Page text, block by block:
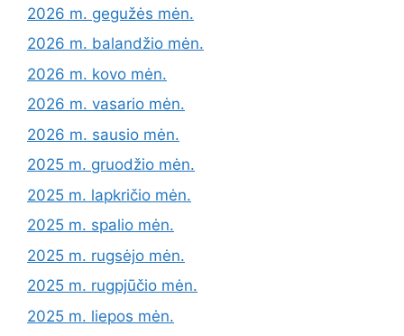
2026 m. gegužės mėn.
2026 m. balandžio mėn.
2026 m. kovo mėn.
2026 m. vasario mėn.
2026 m. sausio mėn.
2025 m. gruodžio mėn.
2025 m. lapkričio mėn.
2025 m. spalio mėn.
2025 m. rugsėjo mėn.
2025 m. rugpjūčio mėn.
2025 m. liepos mėn.